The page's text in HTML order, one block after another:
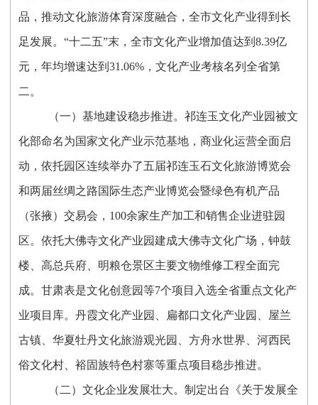
品，推动文化旅游体育深度融合，全市文化产业得到长
足发展。“十二五”末，全市文化产业增加值达到8.39亿
元，年均增速达到31.06%，文化产业考核名列全省第
二。
（一）基地建设稳步推进。祁连玉文化产业园被文
化部命名为国家文化产业示范基地，商业化运营全面启
动，依托园区连续举办了五届祁连玉石文化旅游博览会
和两届丝绸之路国际生态产业博览会暨绿色有机产品
（张掖）交易会，100余家生产加工和销售企业进驻园
区。依托大佛寺文化产业园建成大佛寺文化广场，钟鼓
楼、高总兵府、明粮仓景区主要文物维修工程全面完
成。甘肃表是文化创意园等7个项目入选全省重点文化产
业项目库。丹霞文化产业园、扁都口文化产业园、屋兰
古镇、华夏牡丹文化旅游观光园、方舟水世界、河西民
俗文化村、裕固族特色村寨等重点项目稳步推进。
（二）文化企业发展壮大。制定出台《关于发展全